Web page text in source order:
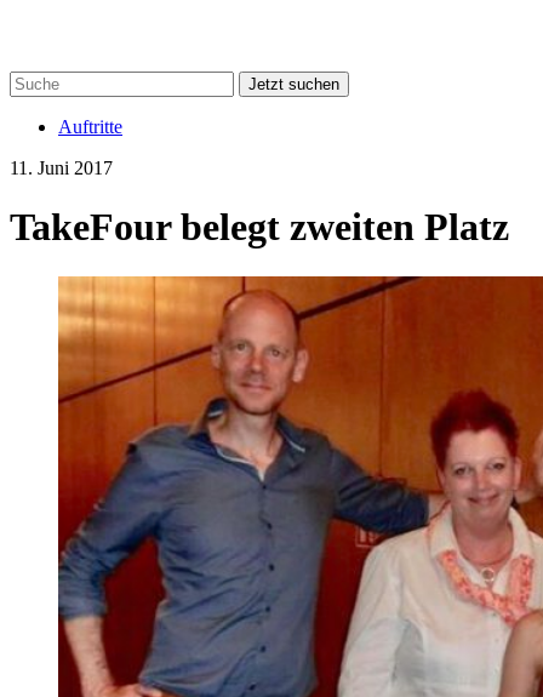
Jetzt suchen
Auftritte
11. Juni 2017
TakeFour belegt zweiten Platz